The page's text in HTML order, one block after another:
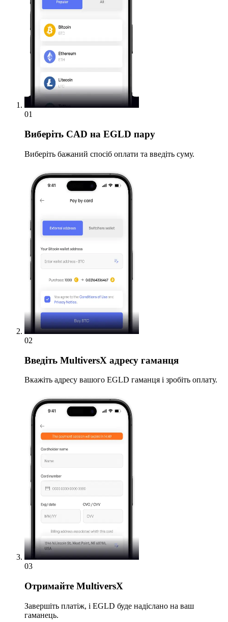
01
Виберіть CAD на EGLD пару
Виберіть бажаний спосіб оплати та введіть суму.
02
Введіть MultiversX адресу гаманця
Вкажіть адресу вашого EGLD гаманця і зробіть оплату.
03
Отримайте MultiversX
Завершіть платіж, і EGLD буде надіслано на ваш
гаманець.